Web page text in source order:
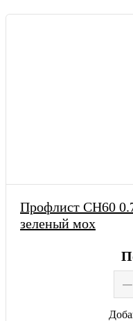
Профлист СН60
зеленый мох
–